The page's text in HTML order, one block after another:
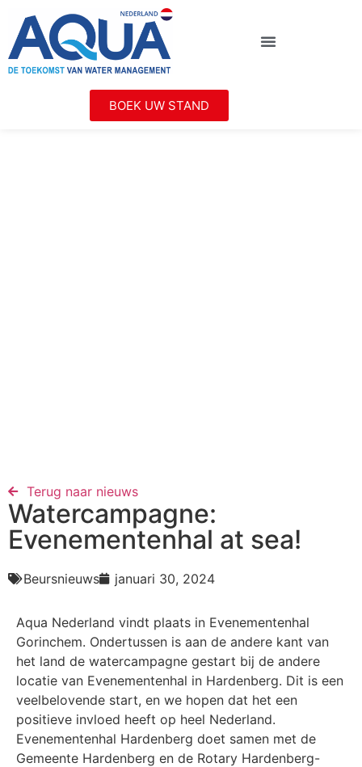
BOEK UW STAND
Terug naar nieuws​
Watercampagne:
Evenementenhal at sea!
Beursnieuws januari 30, 2024
Aqua Nederland vindt plaats in Evenementenhal
Gorinchem. Ondertussen is aan de andere kant van
het land de watercampagne gestart bij de andere
locatie van Evenementenhal in Hardenberg. Dit is een
veelbelovende start, en we hopen dat het een
positieve invloed heeft op heel Nederland.
Evenementenhal Hardenberg doet samen met de
Gemeente Hardenberg en de Rotary Hardenberg-